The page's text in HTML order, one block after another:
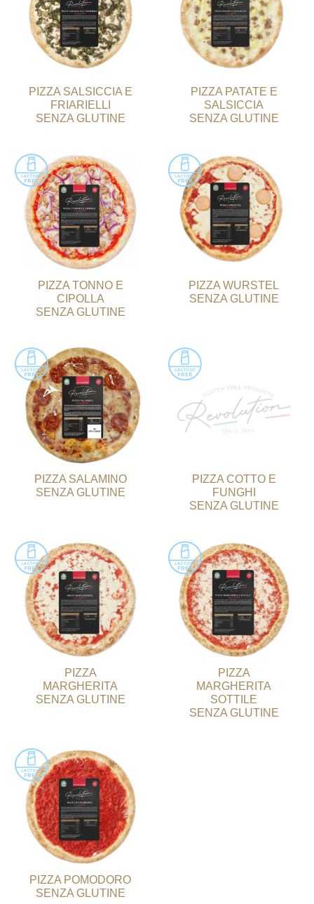
PIZZA SALSICCIA E
FRIARIELLI
SENZA GLUTINE
PIZZA PATATE E
SALSICCIA
SENZA GLUTINE
PIZZA TONNO E
CIPOLLA
SENZA GLUTINE
PIZZA WURSTEL
SENZA GLUTINE
PIZZA SALAMINO
SENZA GLUTINE
PIZZA COTTO E
FUNGHI
SENZA GLUTINE
PIZZA
MARGHERITA
SENZA GLUTINE
PIZZA
MARGHERITA
SOTTILE
SENZA GLUTINE
PIZZA POMODORO
SENZA GLUTINE